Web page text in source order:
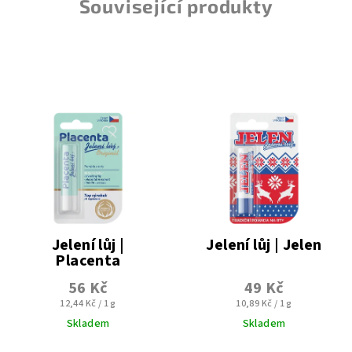
Související produkty
Jelení lůj |
Placenta
56 Kč
Měrná
cena:
12,44 Kč / 1 g
Skladem
Jelení lůj | Jelen
49 Kč
Měrná
cena:
10,89 Kč / 1 g
Skladem